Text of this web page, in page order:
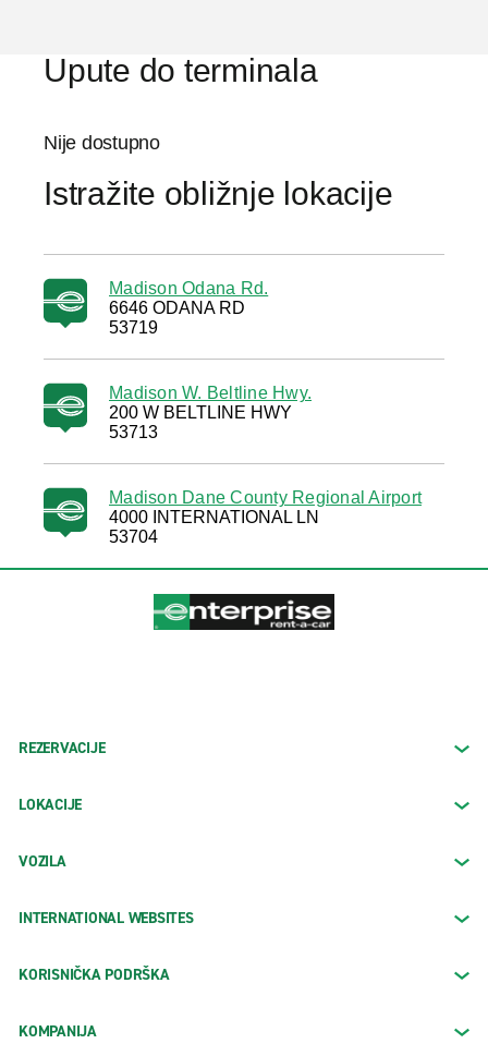
Upute do terminala
Nije dostupno
Istražite obližnje lokacije
Madison Odana Rd.
6646 ODANA RD
53719
Madison W. Beltline Hwy.
200 W BELTLINE HWY
53713
Madison Dane County Regional Airport
4000 INTERNATIONAL LN
53704
REZERVACIJE
LOKACIJE
VOZILA
INTERNATIONAL WEBSITES
KORISNIČKA PODRŠKA
KOMPANIJA